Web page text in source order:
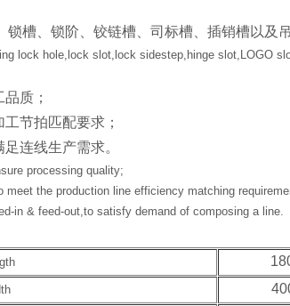
锁槽、锁阶、铰链槽、司标槽、插销槽以及
lock hole,lock slot,lock sidestep,hinge slot,LOGO
质；
节拍匹配要求；
连线生产需求。
processing quality;
meet the production line efficiency matching
in & feed-out,to satisfy demand of composing a line.